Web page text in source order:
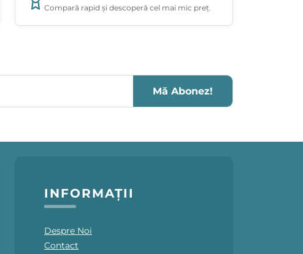
Compară rapid și descoperă cel mai mic preț.
Mă Abonez!
INFORMAȚII
Despre Noi
Contact